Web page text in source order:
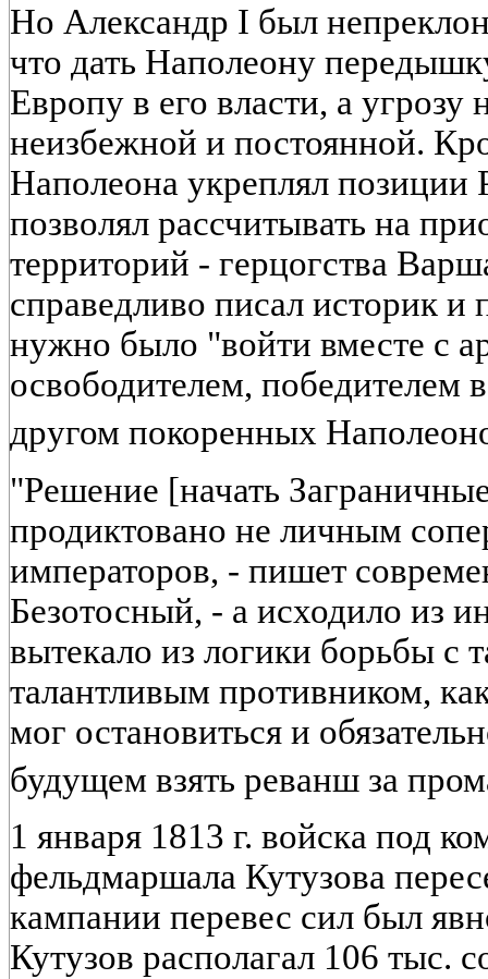
Но Александр I был
что дать Наполеону
Европу в его власти, а угрозу
неизбежной и постоянной.
Наполеона укреплял позиции
позволял рассчитывать на
территорий - герцогства
справедливо писал историк и
нужно было "войти вместе с
освободителем, победителем
другом покоренных
"Решение [начать
продиктовано не личным
императоров, - пишет
Безотосный, - а исходило из
вытекало из логики борьбы с
талантливым противником,
мог остановиться и
будущем взять реванш за
1 января 1813 г. войска под
фельдмаршала Кутузова
кампании перевес сил был
Кутузов располагал 106 тыс.